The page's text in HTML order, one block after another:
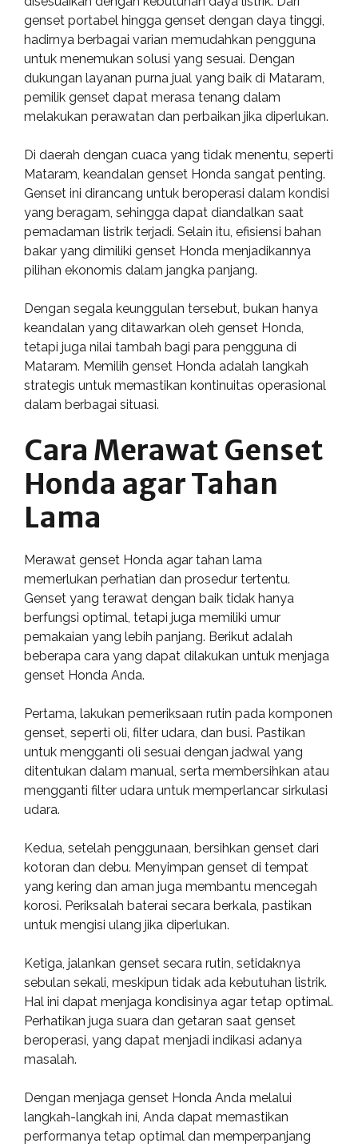
genset portabel hingga genset dengan daya tinggi,
hadirnya berbagai varian memudahkan pengguna
untuk menemukan solusi yang sesuai. Dengan
dukungan layanan purna jual yang baik di Mataram,
pemilik genset dapat merasa tenang dalam
melakukan perawatan dan perbaikan jika diperlukan.
Di daerah dengan cuaca yang tidak menentu, seperti
Mataram, keandalan genset Honda sangat penting.
Genset ini dirancang untuk beroperasi dalam kondisi
yang beragam, sehingga dapat diandalkan saat
pemadaman listrik terjadi. Selain itu, efisiensi bahan
bakar yang dimiliki genset Honda menjadikannya
pilihan ekonomis dalam jangka panjang.
Dengan segala keunggulan tersebut, bukan hanya
keandalan yang ditawarkan oleh genset Honda,
tetapi juga nilai tambah bagi para pengguna di
Mataram. Memilih genset Honda adalah langkah
strategis untuk memastikan kontinuitas operasional
dalam berbagai situasi.
Cara Merawat Genset
Honda agar Tahan
Lama
Merawat genset Honda agar tahan lama
memerlukan perhatian dan prosedur tertentu.
Genset yang terawat dengan baik tidak hanya
berfungsi optimal, tetapi juga memiliki umur
pemakaian yang lebih panjang. Berikut adalah
beberapa cara yang dapat dilakukan untuk menjaga
genset Honda Anda.
Pertama, lakukan pemeriksaan rutin pada komponen
genset, seperti oli, filter udara, dan busi. Pastikan
untuk mengganti oli sesuai dengan jadwal yang
ditentukan dalam manual, serta membersihkan atau
mengganti filter udara untuk memperlancar sirkulasi
udara.
Kedua, setelah penggunaan, bersihkan genset dari
kotoran dan debu. Menyimpan genset di tempat
yang kering dan aman juga membantu mencegah
korosi. Periksalah baterai secara berkala, pastikan
untuk mengisi ulang jika diperlukan.
Ketiga, jalankan genset secara rutin, setidaknya
sebulan sekali, meskipun tidak ada kebutuhan listrik.
Hal ini dapat menjaga kondisinya agar tetap optimal.
Perhatikan juga suara dan getaran saat genset
beroperasi, yang dapat menjadi indikasi adanya
masalah.
Dengan menjaga genset Honda Anda melalui
langkah-langkah ini, Anda dapat memastikan
performanya tetap optimal dan memperpanjang